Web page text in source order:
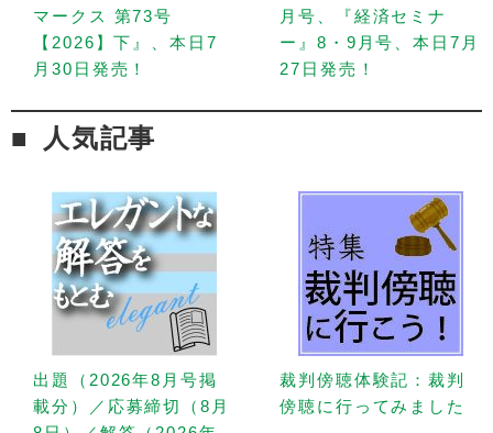
マークス 第73号
【2026】下』、本日7
月30日発売！
月号、『経済セミナ
ー』8・9月号、本日7月
27日発売！
人気記事
出題（2026年8月号掲
載分）／応募締切（8月
裁判傍聴体験記：裁判
傍聴に行ってみました